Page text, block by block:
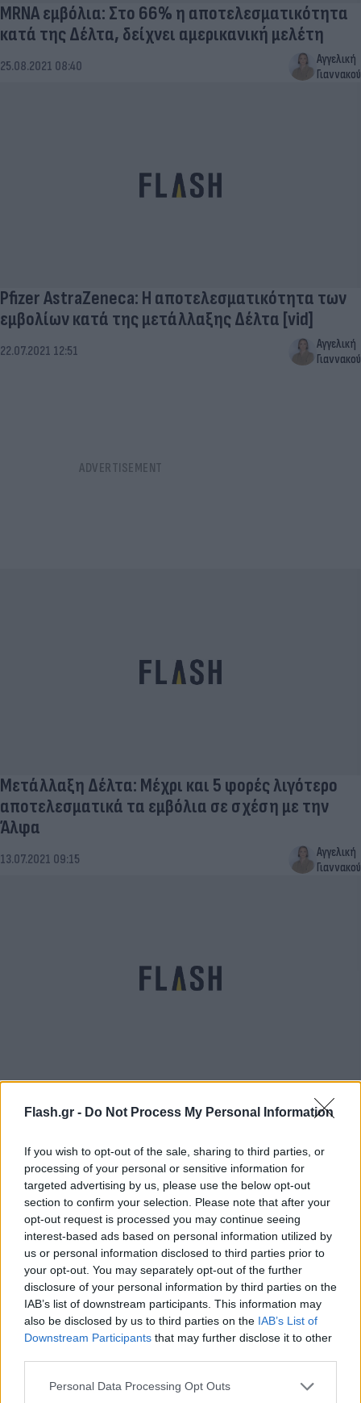
Flash.gr - Do Not Process My Personal Information
If you wish to opt-out of the sale, sharing to third parties, or
processing of your personal or sensitive information for
targeted advertising by us, please use the below opt-out
section to confirm your selection. Please note that after your
opt-out request is processed you may continue seeing
interest-based ads based on personal information utilized by
us or personal information disclosed to third parties prior to
your opt-out. You may separately opt-out of the further
disclosure of your personal information by third parties on the
IAB’s list of downstream participants. This information may
also be disclosed by us to third parties on the IAB’s List of
Downstream Participants that may further disclose it to other
Please note that this website/app uses one or more Google
Personal Data Processing Opt Outs
MRNA εμβόλια: Στο 66% η αποτελεσματικότητα
κατά της Δέλτα, δείχνει αμερικανική μελέτη
25.08.2021 08:40
Αγγελική
Γιαννακού
Pfizer AstraZeneca: Η αποτελεσματικότητα των
εμβολίων κατά της μετάλλαξης Δέλτα [vid]
22.07.2021 12:51
Αγγελική
Γιαννακού
Μετάλλαξη Δέλτα: Μέχρι και 5 φορές λιγότερο
αποτελεσματικά τα εμβόλια σε σχέση με την
Άλφα
13.07.2021 09:15
Αγγελική
Γιαννακού
Εμβόλια AstraZeneca Pfizer/BioNTech:
Αποτελεσματικά κατά των παραλλαγμένων
23.06.2021 16:30
Αγγελική
Εμβόλιο Pfizer/BioNTech: Μεγάλη έρευνα - Πόσο